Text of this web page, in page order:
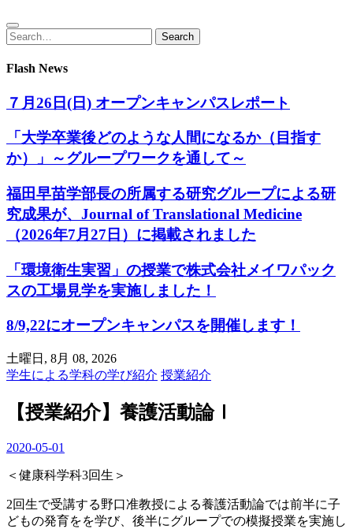
Search
for:
Search
Flash News
７月26日(日) オープンキャンパスレポート
「大学卒業後どのような人間になるか（目指す
か）」～グループワークを通して～
福田早苗学部長の所属する研究グループによる研
究成果が、Journal of Translational Medicine
（2026年7月27日）に掲載されました
「環境衛生実習」の授業で株式会社メイワパック
スの工場見学を実施しました！
8/9,22にオープンキャンパスを開催します！
土曜日, 8月 08, 2026
学生による学科の学び紹介 授業紹介
【授業紹介】養護活動論Ⅰ
2020-05-01
＜健康科学科3回生＞
2回生で受講する野口准教授による養護活動論では前半に子
どもの発育をを学び、後半にグループでの模擬授業を実施し